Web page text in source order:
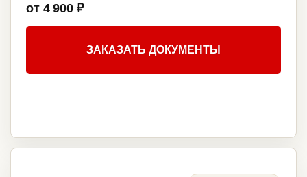
от 4 900 ₽
ЗАКАЗАТЬ ДОКУМЕНТЫ